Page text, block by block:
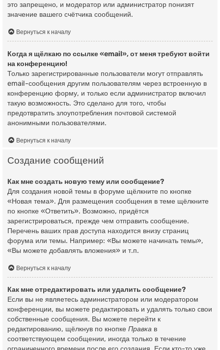
это запрещено, и модератор или администратор понизят
значение вашего счётчика сообщений.
Вернуться к началу
Когда я щёлкаю по ссылке «email», от меня требуют войти
на конференцию!
Только зарегистрированные пользователи могут отправлять
email-сообщения другим пользователям через встроенную в
конференцию форму, и только если администратор включил
такую возможность. Это сделано для того, чтобы
предотвратить злоупотребления почтовой системой
анонимными пользователями.
Вернуться к началу
Создание сообщений
Как мне создать новую тему или сообщение?
Для создания новой темы в форуме щёлкните по кнопке
«Новая тема». Для размещения сообщения в теме щёлкните
по кнопке «Ответить». Возможно, придётся
зарегистрироваться, прежде чем отправить сообщение.
Перечень ваших прав доступа находится внизу страниц
форума или темы. Например: «Вы можете начинать темы»,
«Вы можете добавлять вложения» и т.п.
Вернуться к началу
Как мне отредактировать или удалить сообщение?
Если вы не являетесь администратором или модератором
конференции, вы можете редактировать и удалять только свои
собственные сообщения. Вы можете перейти к
редактированию, щёлкнув по кнопке Правка в
соответствующем сообщении, иногда только в течение